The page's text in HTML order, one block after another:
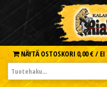
NÄYTÄ OSTOSKORI 0,00 € /